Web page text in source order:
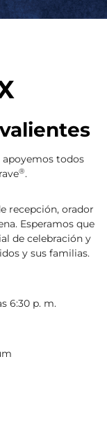
apoyemos todos
®.
recepción, orador
Esperamos que
de celebración y
y sus familias.
6:30 p. m.